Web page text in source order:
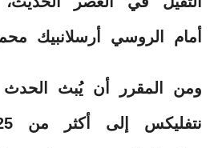
أمام الروسي أرسلانبيك
ومن المقرر أن يُبث